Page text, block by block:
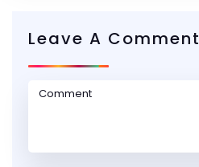
Leave A Comment